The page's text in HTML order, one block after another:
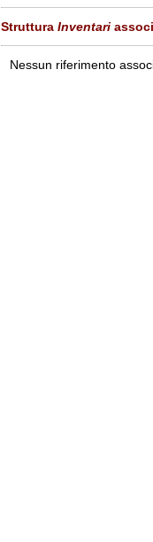
Struttura Inventari
Nessun riferimento